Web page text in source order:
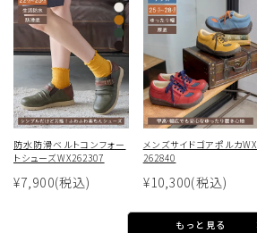
防水防滑ベルトコンフォー
トシューズWX262307
¥7,900(税込)
メンズサイドゴアポルカWX
262840
¥10,300(税込)
もっと見る